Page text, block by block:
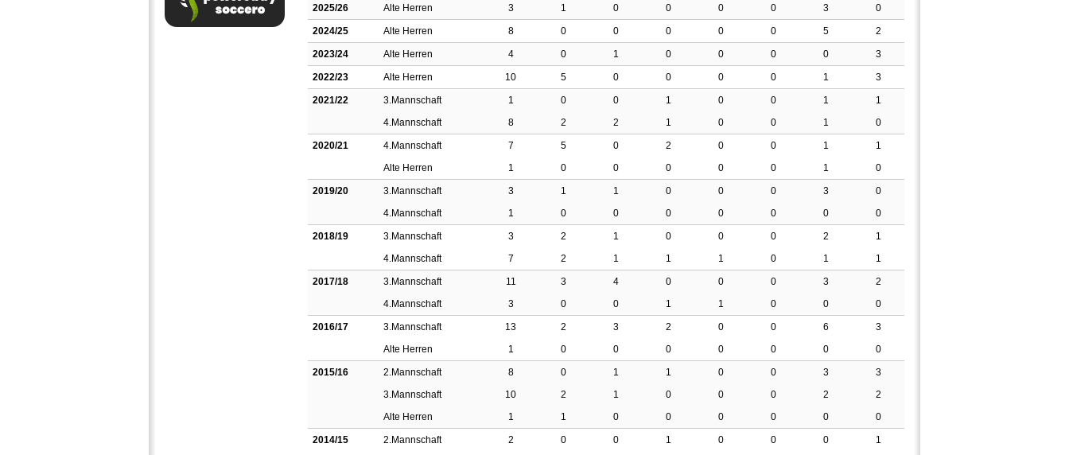
2025/26 Alte Herren 3 1 0 0 0 0 3 0
2024/25 Alte Herren 8 0 0 0 0 0 5 2
2023/24 Alte Herren 4 0 1 0 0 0 0 3
2022/23 Alte Herren 10 5 0 0 0 0 1 3
2021/22 3.Mannschaft 1 0 0 1 0 0 1
1
4.Mannschaft
8 2 2 1 0 0 1 0
2020/21 4.Mannschaft 7 5 0 2 0 0 1
1
Alte Herren
1 0 0 0 0 0 1 0
2019/20 3.Mannschaft 3 1 1 0 0 0 3
0
4.Mannschaft
1 0 0 0 0 0 0 0
2018/19 3.Mannschaft 3 2 1 0 0 0 2
1
4.Mannschaft
7 2 1 1 1 0 1 1
2017/18 3.Mannschaft 11 3 4 0 0 0 3
2
4.Mannschaft
3 0 0 1 1 0 0 0
2016/17 3.Mannschaft 13 2 3 2 0 0 6
3
Alte Herren
1 0 0 0 0 0 0 0
2015/16 2.Mannschaft 8 0 1 1 0 0 3
3
3.Mannschaft
10 2 1 0 0 0 2
2
Alte Herren
1 1 0 0 0 0 0 0
2014/15 2.Mannschaft 2 0 0 1 0 0 0
1